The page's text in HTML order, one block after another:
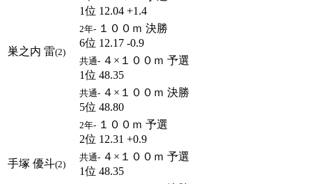
巣之内 雷(2)
1位 12.04 +1.4
2年- １００ｍ 決勝
6位 12.17 -0.9
共通- ４×１００ｍ 予選
1位 48.35
共通- ４×１００ｍ 決勝
5位 48.80
手塚 優斗(2)
2年- １００ｍ 予選
2位 12.31 +0.9
共通- ４×１００ｍ 予選
1位 48.35